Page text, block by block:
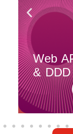
Web
& DDD